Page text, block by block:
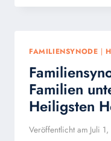
DER
FÜNF
SATZ
VON
AN
FAMILIENSYNODE |
Familien
Heiligsten
Veröffentlicht am Juli